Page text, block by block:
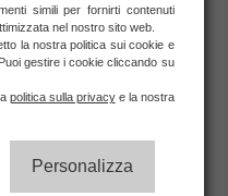
simili per fornirti contenuti
nel nostro sito web.
la nostra politica sui cookie e
gestire i cookie cliccando su
politica sulla privacye la nostra
Personalizza